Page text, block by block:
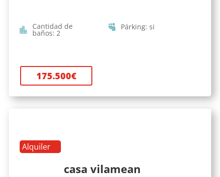
Cantidad de
baños: 2
Párking: si
175.500€
Alquiler
casa vilamean